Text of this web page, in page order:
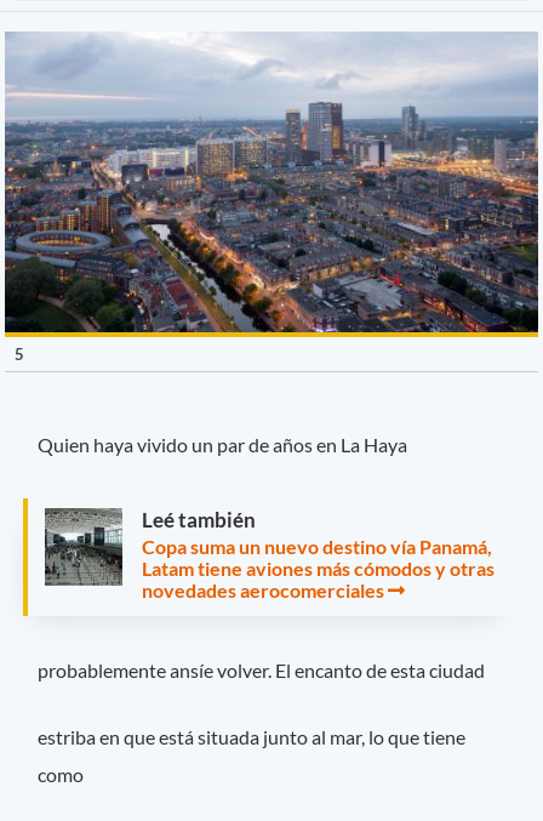
5
Quien haya vivido un par de años en La Haya
Leé también
Copa suma un nuevo destino vía Panamá,
Latam tiene aviones más cómodos y otras
novedades aerocomerciales
probablemente ansíe volver. El encanto de esta ciudad
estriba en que está situada junto al mar, lo que tiene
como